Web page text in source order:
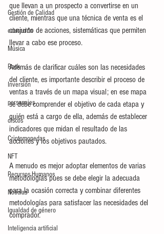
Gestión de Calidad
educación
Música
Rock
Inversión
personajes
discos
Criptomonedas
NFT
Recursos Humanos
Noticias
Igualdad de género
Inteligencia artificial
que llevan a un prospecto a convertirse en un
cliente, mientras que una técnica de venta es el
conjunto de acciones, sistemáticas que permiten
llevar a cabo ese proceso.
Además de clarificar cuáles son las necesidades
del cliente, es importante describir el proceso de
ventas a través de un mapa visual; en ese mapa
se debe comprender el objetivo de cada etapa y
quién está a cargo de ella, además de establecer
indicadores que midan el resultado de las
acciones y los objetivos pautados.
A menudo es mejor adoptar elementos de varias
metodologías pues se debe elegir la adecuada
para la ocasión correcta y combinar diferentes
metodologías para satisfacer las necesidades del
comprador.